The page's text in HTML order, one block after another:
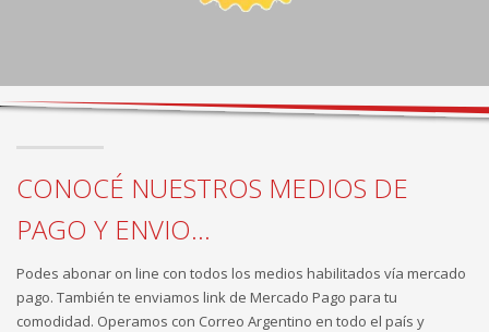
CONOCÉ NUESTROS MEDIOS DE
PAGO Y ENVIO...
Podes abonar on line con todos los medios habilitados vía mercado
pago. También te enviamos link de Mercado Pago para tu
comodidad. Operamos con Correo Argentino en todo el país y